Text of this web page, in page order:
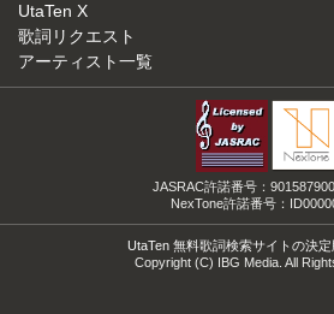
UtaTen X
歌詞リクエスト
アーティスト一覧
JASRAC許諾番号：
NexTone許諾番号：
UtaTen 無料歌詞検索サイトの決
Copyright (C) IBG Media. All